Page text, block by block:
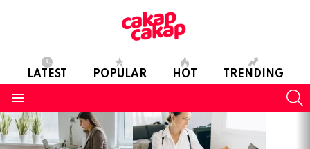
LATEST POPULAR HOT TRENDING
LATEST
STORIES